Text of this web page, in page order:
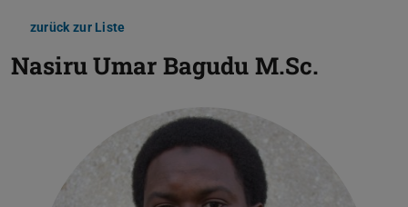
zurück zur Liste
Nasiru Umar Bagudu M.Sc.